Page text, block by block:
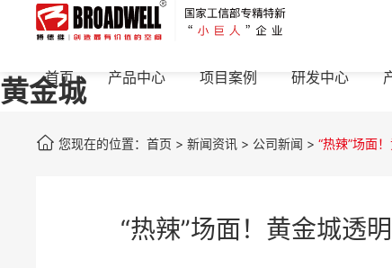
黄金城
首页 产品中心 项目案例 研发中心
您现在的位置：首页 >新闻资讯 > 公司新闻 >“热辣”场面
“热辣”场面！黄金城透